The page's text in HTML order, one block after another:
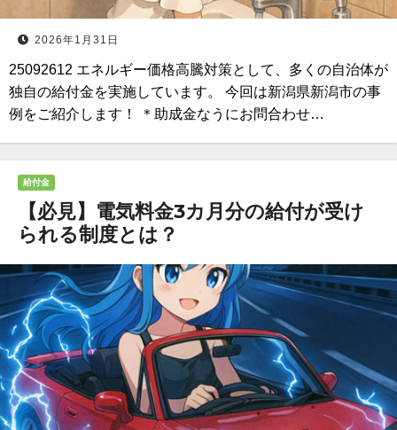
2026年1月31日
25092612 エネルギー価格高騰対策として、多くの自治体が
独自の給付金を実施しています。 今回は新潟県新潟市の事
例をご紹介します！ ＊助成金なうにお問合わせ…
給付金
【必見】電気料金3カ月分の給付が受け
られる制度とは？